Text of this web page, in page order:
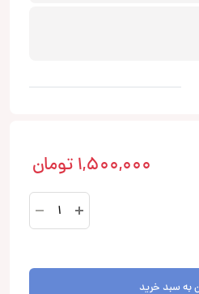
1,500,000 تومان
KTX-
ALM1
به سبد خرید